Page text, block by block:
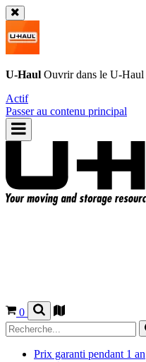
U-Haul Ouvrir dans le U-Haul
Actif
Passer au contenu principal
0
Prix garanti pendant 1 an